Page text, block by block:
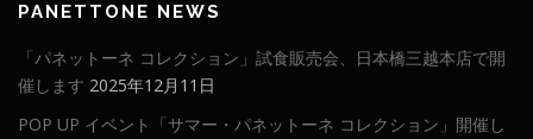
PANETTONE NEWS
「パネットーネ コレクション」試食販売会、日本橋三越本店で開
催します 2025年12月11日
POP UP イベント「サマー・パネットーネ コレクション」開催し